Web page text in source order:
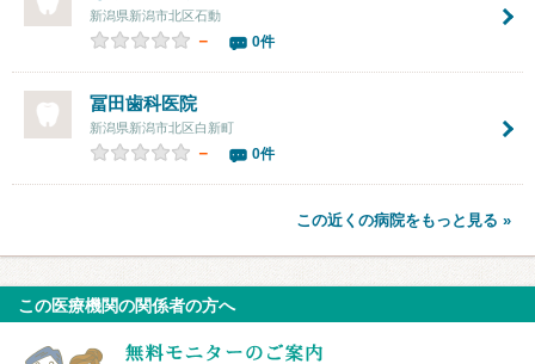
新潟県新潟市北区石動
－ 0件
冨田歯科医院
新潟県新潟市北区白新町
－ 0件
この近くの病院をもっと見る »
この医療機関の関係者の方へ